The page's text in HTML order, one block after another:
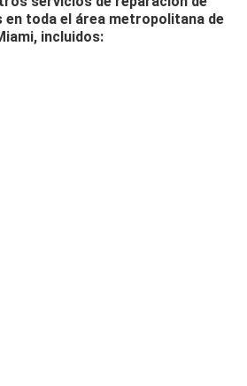
toda el área metropolitana de
incluidos: